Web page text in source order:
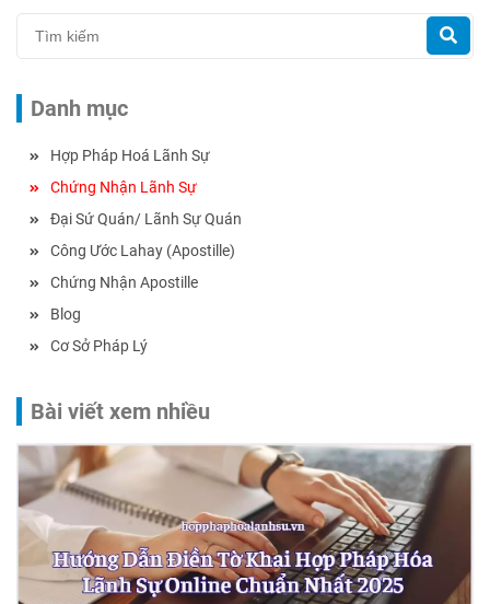
Danh mục
Hợp Pháp Hoá Lãnh Sự
Chứng Nhận Lãnh Sự
Đại Sứ Quán/ Lãnh Sự Quán
Công Ước Lahay (Apostille)
Chứng Nhận Apostille
Blog
Cơ Sở Pháp Lý
Bài viết xem nhiều